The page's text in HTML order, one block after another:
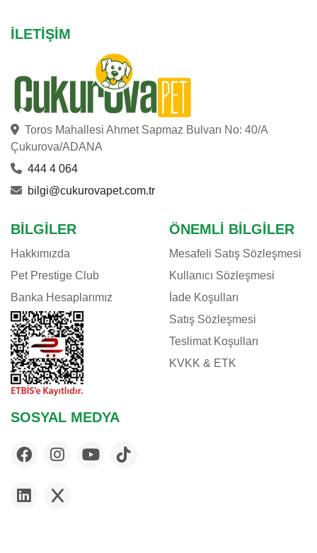
İLETIŞIM
Toros Mahallesi Ahmet Sapmaz Bulvarı No: 40/A
Çukurova/ADANA
444 4 064
bilgi@cukurovapet.com.tr
BILGILER
Hakkımızda
Pet Prestige Club
Banka Hesaplarımız
ÖNEMLI BILGILER
Mesafeli Satış Sözleşmesi
Kullanıcı Sözleşmesi
İade Koşulları
Satış Sözleşmesi
Teslimat Koşulları
KVKK & ETK
SOSYAL MEDYA